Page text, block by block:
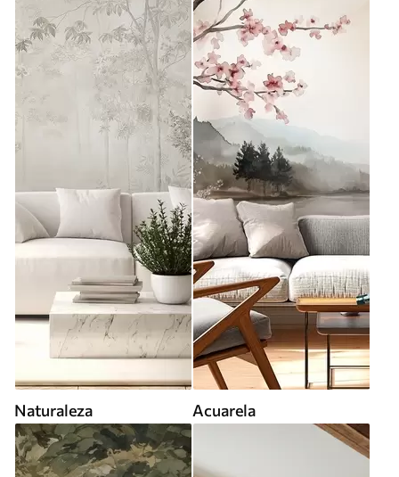
Naturaleza Acuarela